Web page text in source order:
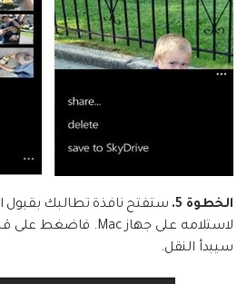
الخطوة 5.
ستفتح نافذة تطالبك بقبول
سيبدأ النقل.